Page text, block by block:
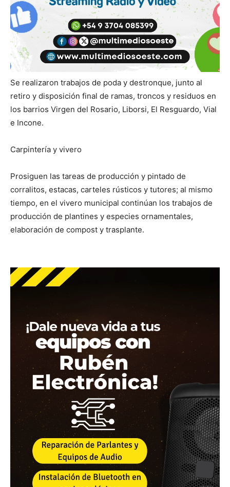
Se realizaron trabajos de poda y destronque, junto al
retiro y disposición final de ramas, troncos y residuos en
los barrios Virgen del Rosario, Liborsi, El Resguardo, Vial
e Incone.
Carpintería y vivero
Prosiguen las tareas de producción y pintado de
corralitos, estacas, carteles rústicos y tutores; al mismo
tiempo, en el vivero municipal continúan los trabajos de
producción de plantines y especies ornamentales,
elaboración de compost y trasplante.